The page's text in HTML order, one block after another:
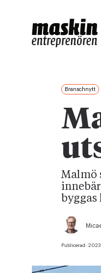
Branschnytt
Malmö
Publicerad: